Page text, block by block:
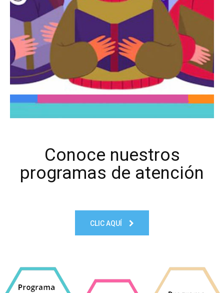
Conoce nuestros
programas de atención
CLIC AQUÍ